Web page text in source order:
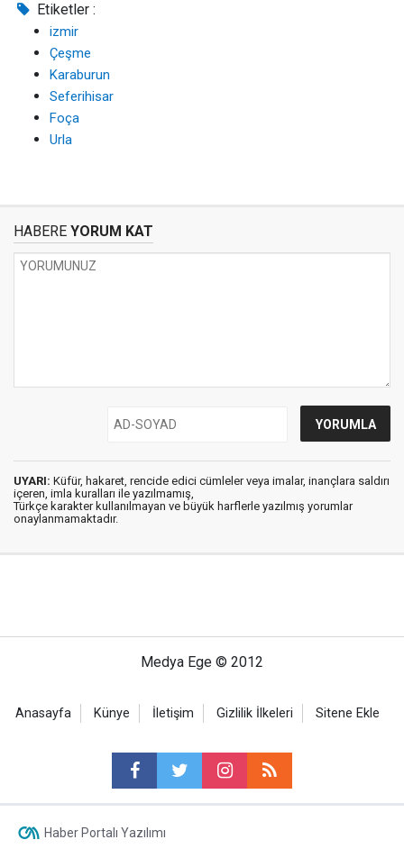
Etiketler :
izmir
Çeşme
Karaburun
Seferihisar
Foça
Urla
HABERE YORUM KAT
UYARI: Küfür, hakaret, rencide edici cümleler veya imalar, inançlara saldırı
içeren, imla kuralları ile yazılmamış,
Türkçe karakter kullanılmayan ve büyük harflerle yazılmış yorumlar
onaylanmamaktadır.
Medya Ege © 2012
Anasayfa Künye İletişim Gizlilik İlkeleri Sitene Ekle
Haber Portalı Yazılımı